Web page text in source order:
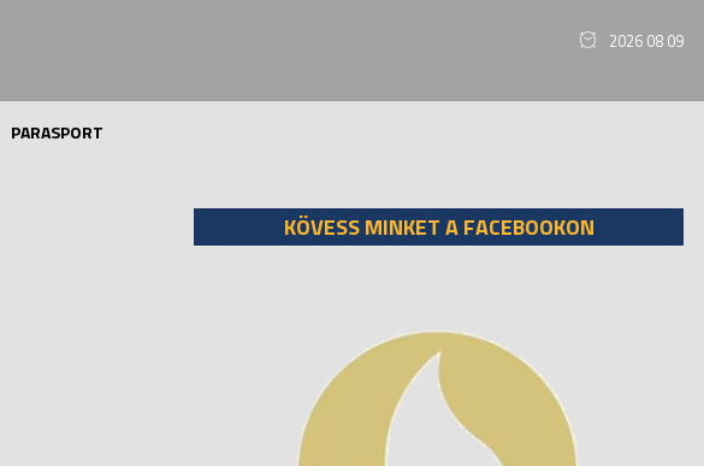
2026 08 09
PARASPORT
KÖVESS MINKET A FACEBOOKON